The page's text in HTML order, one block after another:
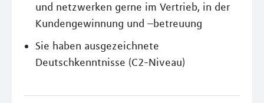
und netzwerken gerne im Vertrieb, in der
Kundengewinnung und –betreuung
Sie haben ausgezeichnete
Deutschkenntnisse (C2-Niveau)